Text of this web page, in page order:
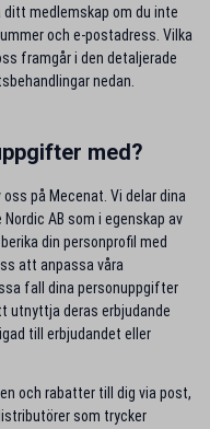
medlemskap om du inte
och e-postadress. Vilka
framgår i den detaljerade
nedan.
med?
på Mecenat. Vi delar dina
AB som i egenskap av
din personprofil med
att anpassa våra
fall dina personuppgifter
utnyttja deras erbjudande
till erbjudandet eller
och rabatter till dig via post,
som trycker